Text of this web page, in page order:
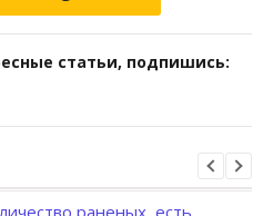
статьи, подпишись: